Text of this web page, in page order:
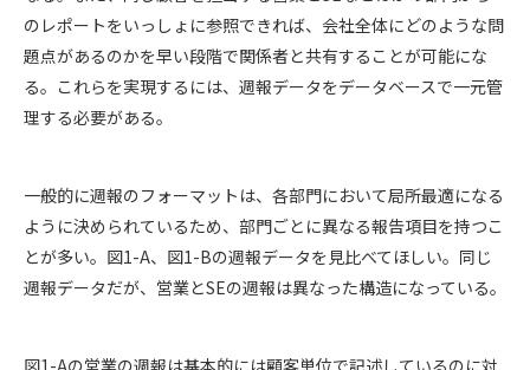
のレポートをいっしょに参照できれば、会社全体にどのような問
題点があるのかを早い段階で関係者と共有することが可能にな
る。これらを実現するには、週報データをデータベースで一元管
理する必要がある。
一般的に週報のフォーマットは、各部門において局所最適になる
ように決められているため、部門ごとに異なる報告項目を持つこ
とが多い。図1-A、図1-Bの週報データを見比べてほしい。同じ
週報データだが、営業とSEの週報は異なった構造になっている。
図1-Aの営業の週報は基本的には顧客単位で記述しているのに対